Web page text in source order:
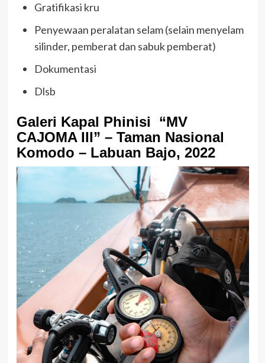
Gratifikasi kru
Penyewaan peralatan selam (selain menyelam
silinder, pemberat dan sabuk pemberat)
Dokumentasi
Dlsb
Galeri Kapal Phinisi “MV
CAJOMA III” – Taman Nasional
Komodo – Labuan Bajo, 2022